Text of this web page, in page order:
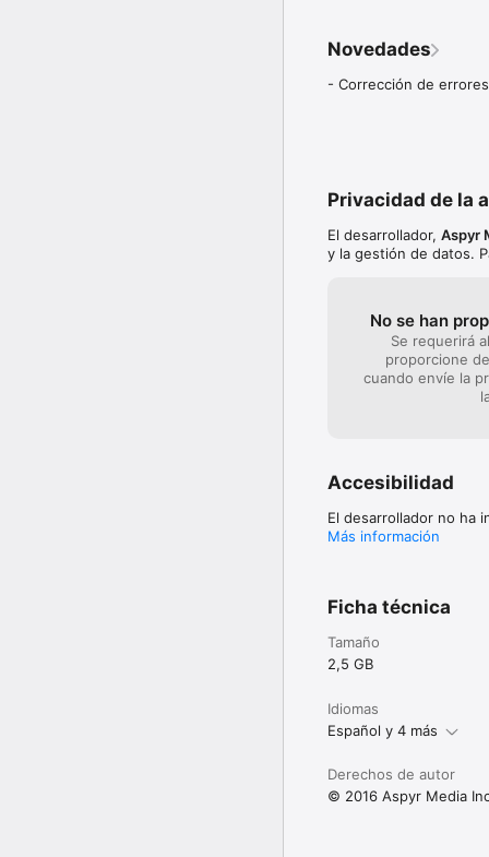
iPad: iPad 2, iPad (3.ª
iPad Pro 11", iPad Pro
Mando Gamevice para
Horipad: Ultimate
Mando POWER de
Mando Contour de
Mandos Nimbus y
——————————
Textos: Inglés, francés,
Notas de asistencia
LucasArts, the
and/or in other
registered trademarks
Aspyr Media, Inc., and
are trademarks of
Novedades
- Corrección de
Privacidad de la
El desarrollador, Aspyr
y la gestión de datos.
No se han
Se requerirá
proporcione
cuando envíe la
Accesibilidad
El desarrollador no ha
Más información
Ficha técnica
Tamaño
2,5 GB
Idiomas
Español y 4 más
Derechos de autor
© 2016 Aspyr Media